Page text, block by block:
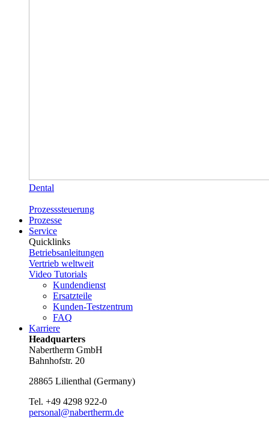
Dental
Prozesssteuerung
Prozesse
Service
Quicklinks
Betriebsanleitungen
Vertrieb weltweit
Video Tutorials
Kundendienst
Ersatzteile
Kunden-Testzentrum
FAQ
Karriere
Headquarters
Nabertherm GmbH
Bahnhofstr. 20
28865 Lilienthal (Germany)
Tel. +49 4298 922-0
personal@nabertherm.de